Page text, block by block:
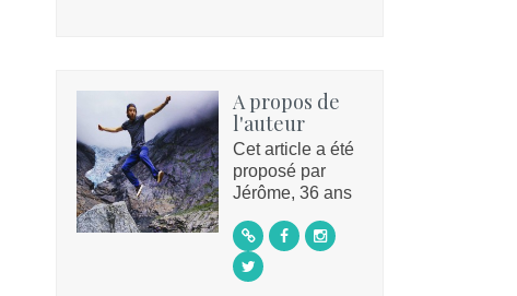
A propos de
l'auteur
Cet article a été
proposé par
Jérôme, 36 ans